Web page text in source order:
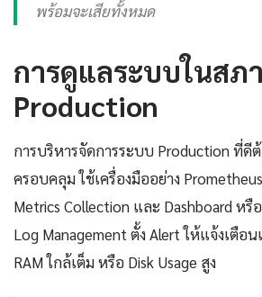
พร้อมจะเสียทั้งหมด
การดูแลระบบในส
Production
การบริหารจัดการระบบ Production ที่ดี
ครอบคลุม ใช้เครื่องมืออย่าง
Metrics Collection และ Dashboard หรื
Log Management ตั้ง Alert ให้แจ้งเตือน
RAM ใกล้เต็ม หรือ Disk Usage สูง